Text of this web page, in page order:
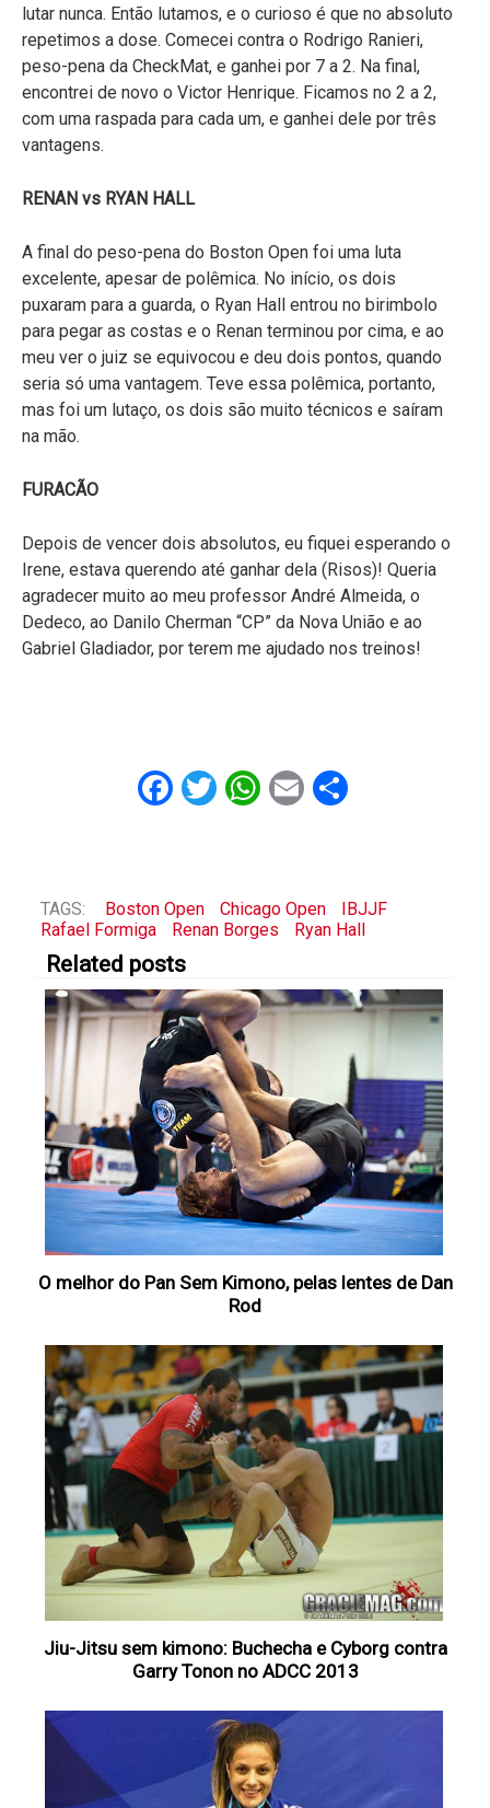
lutar nunca. Então lutamos, e o curioso é que no absoluto
repetimos a dose. Comecei contra o Rodrigo Ranieri,
peso-pena da CheckMat, e ganhei por 7 a 2. Na final,
encontrei de novo o Victor Henrique. Ficamos no 2 a 2,
com uma raspada para cada um, e ganhei dele por três
vantagens.
RENAN vs RYAN HALL
A final do peso-pena do Boston Open foi uma luta
excelente, apesar de polêmica. No início, os dois
puxaram para a guarda, o Ryan Hall entrou no birimbolo
para pegar as costas e o Renan terminou por cima, e ao
meu ver o juiz se equivocou e deu dois pontos, quando
seria só uma vantagem. Teve essa polêmica, portanto,
mas foi um lutaço, os dois são muito técnicos e saíram
na mão.
FURACÃO
Depois de vencer dois absolutos, eu fiquei esperando o
Irene, estava querendo até ganhar dela (Risos)! Queria
agradecer muito ao meu professor André Almeida, o
Dedeco, ao Danilo Cherman “CP” da Nova União e ao
Gabriel Gladiador, por terem me ajudado nos treinos!
Facebook
Twitter
WhatsApp
EmailShare
TAGS: Boston Open Chicago Open
IBJJF
Rafael Formiga
Renan Borges Ryan Hall
Related posts
O melhor do Pan Sem Kimono, pelas lentes de Dan
Rod
Jiu-Jitsu sem kimono: Buchecha e Cyborg contra
Garry Tonon no ADCC 2013